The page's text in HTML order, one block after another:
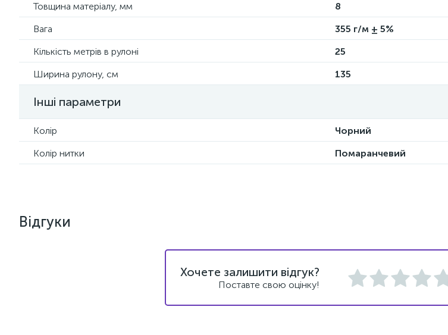
Товщина матеріалу, мм
8
Вага
355 г/м ± 5%
Кількість метрів в рулоні
25
Ширина рулону, см
135
Інші параметри
Колір
Чорний
Колір нитки
Помаранчевий
Відгуки
Хочете залишити відгук?
Поставте свою оцінку!